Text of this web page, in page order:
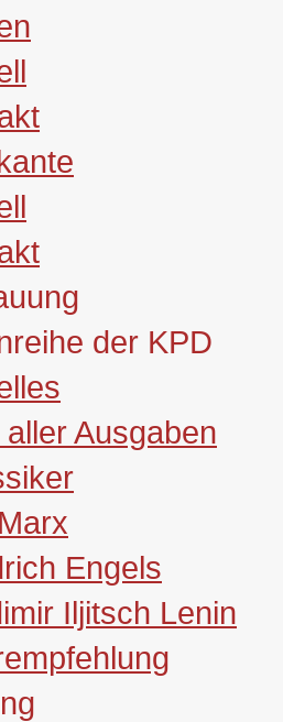
der KPD
aller Ausgaben
Engels
Iljitsch Lenin